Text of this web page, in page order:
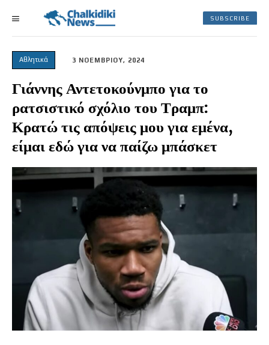
SUBSCRIBE
Αθλητικά 3 ΝΟΕΜΒΡΙΟΥ, 2024
Γιάννης Αντετοκούνμπο για το
ρατσιστικό σχόλιο του Τραμπ:
Κρατώ τις απόψεις μου για εμένα,
είμαι εδώ για να παίζω μπάσκετ